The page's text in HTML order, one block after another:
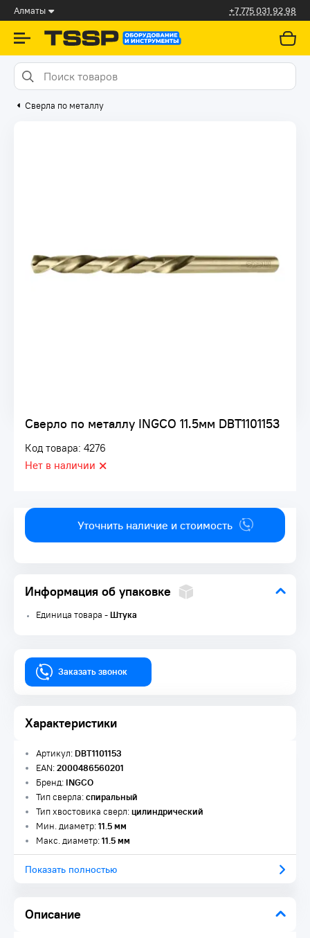
Алматы +7 775 031 92 98
Сверла по металлу
Сверло по металлу INGCO 11.5мм DBT1101153
Код товара: 4276
Нет в наличии
Уточнить наличие и стоимость
Информация об упаковке
Единица товара -Штука
Заказать звонок
Характеристики
Описание
Артикул:DBT1101153
EAN:2000486560201
Бренд: INGCO
Тип сверла:спиральный
Тип хвостовика сверл:цилиндрический
Мин. диаметр:11.5 мм
Макс. диаметр:11.5 мм
Показать полностью